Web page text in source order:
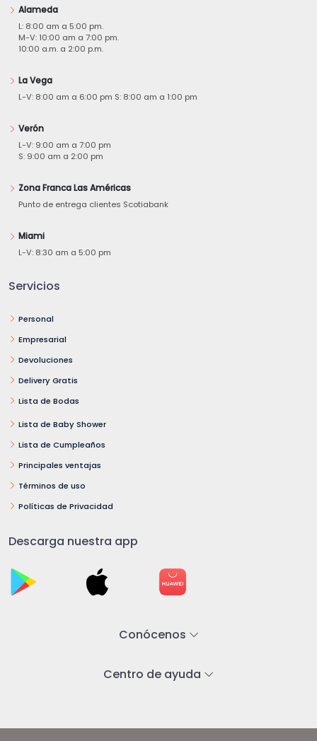
Alameda
L: 8:00 am a 5:00 pm.
M-V: 10:00 am a 7:00 pm.
10:00 a.m. a 2:00 p.m.
La Vega
L-V: 8:00 am a 6:00 pm S: 8:00 am a 1:00 pm
Verón
L-V: 9:00 am a 7:00 pm
S: 9:00 am a 2:00 pm
Zona Franca Las Américas
Punto de entrega clientes Scotiabank
Miami
L-V: 8:30 am a 5:00 pm
Servicios
Personal
Empresarial
Devoluciones
Delivery Gratis
Lista de Bodas
Lista de Baby Shower
Lista de Cumpleaños
Principales ventajas
Términos de uso
Políticas de Privacidad
Descarga nuestra app
Conócenos
Centro de ayuda